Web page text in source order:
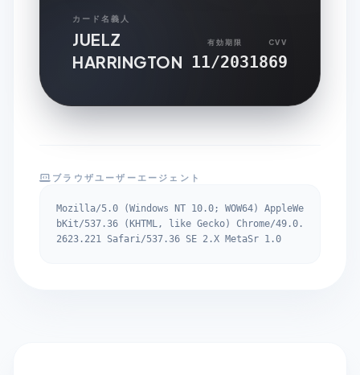
カード名義人
JUELZ
HARRINGTON
有効期限
11/2031
CVV
869
ブラウザユーザーエージェント
Mozilla/5.0 (Windows NT 10.0; WOW64) AppleWe
bKit/537.36 (KHTML, like Gecko) Chrome/49.0.
2623.221 Safari/537.36 SE 2.X MetaSr 1.0